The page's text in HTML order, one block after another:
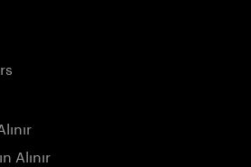
Alınır